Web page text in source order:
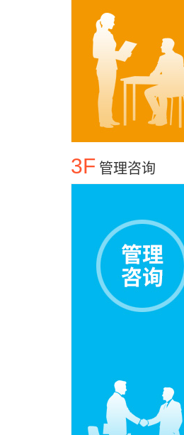
3F 管理咨询